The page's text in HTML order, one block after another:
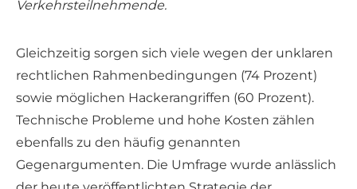
Verkehrsteilnehmende.
Gleichzeitig sorgen sich viele wegen der unklaren
rechtlichen Rahmenbedingungen (74 Prozent)
sowie möglichen Hackerangriffen (60 Prozent).
Technische Probleme und hohe Kosten zählen
ebenfalls zu den häufig genannten
Gegenargumenten. Die Umfrage wurde anlässlich